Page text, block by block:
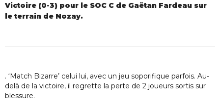
Victoire (0-3) pour le SOC C de Gaëtan Fardeau sur
le terrain de Nozay.
. ‘Match Bizarre’ celui lui, avec un jeu soporifique parfois. Au-
delà de la victoire, il regrette la perte de 2 joueurs sortis sur
blessure.